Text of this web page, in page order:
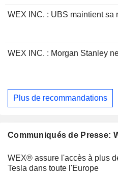
WEX INC. : UBS maintient sa
WEX INC. : Morgan Stanley
Plus de recommandations
Communiqués de Presse:
WEX® assure l'accès à plus
Tesla dans toute l'Europe